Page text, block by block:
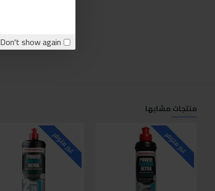
Don't show again.
منتجات مشابها
غير متوفر غير متوفر